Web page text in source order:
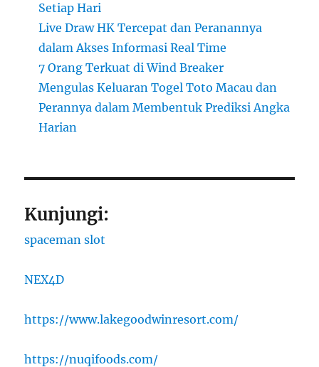
Setiap Hari
Live Draw HK Tercepat dan Peranannya
dalam Akses Informasi Real Time
7 Orang Terkuat di Wind Breaker
Mengulas Keluaran Togel Toto Macau dan
Perannya dalam Membentuk Prediksi Angka
Harian
Kunjungi:
spaceman slot
NEX4D
https://www.lakegoodwinresort.com/
https://nuqifoods.com/